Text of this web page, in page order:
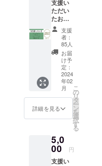
支援い
ただい
たお礼
メッ
セージ
をお送
りしま
す。
※CAMP
FIREの
メッ
セージ
機能か
ら送信
予定で
支援
者：
85人
お届
け予
定：
2024
年02
月
詳細を見る
こ
の
リ
タ
ー
ン
を
選
択
す
る
5,0
00 円
支援い